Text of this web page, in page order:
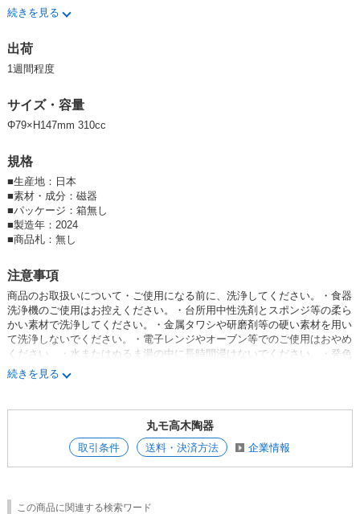
る徳利です。
この徳利は、日本六古窯のひとつである唐津焼の技法を活かし、自然な釉
薬の流れと土味を感じられる風合いが特長です。温かみのある灰釉ベース
に、窯変によって生まれる不規則な斑模様が一つひとつ異なる表情を見
く、注ぎ口は細く作られているためお酒をきれいに注げる実用性も兼ね備
えています。温燗・冷酒ともに対応可能で、季節を問わずお使いいただけ
ます。また、シンプルながら味わい深い見た目は、お猪口や酒器とのコー
い込むほどに手になじみ、飽きのこない定番の一品として長くご愛用いた
続きを見る
出荷
1週間程度
サイズ・容量
Φ79×H147mm 310cc
規格
■生産地：日本
■素材・成分：磁器
■パッケージ：箱無し
■製造年：2024
■商品札：無し
注意事項
商品のお取扱いについて・ご使用になる前に、洗浄してください。・食器
洗浄機のご使用はお控えください。・台所用中性洗剤とスポンジ等の柔ら
かい素材で洗浄してください。・金属タワシや研磨剤等の硬い素材を用い
て洗浄しないでください。・電子レンジやオーブン等でのご使用はおやめ
ください。・水またはぬるま湯の中に長時間浸けないでください。・発色
に関しては、個体差が生じることがあります。・手作業の為、転写の位置
や形状が異なることがあります。Amazonでの販売においては代理店契約
続きを見る
丸モ高木陶器
取引条件 送料・決済方法 企業情報
この商品に関連する検索ワード